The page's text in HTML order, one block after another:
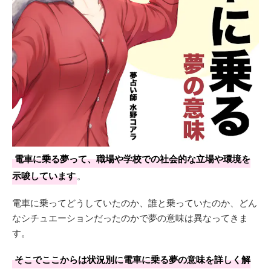
電車に乗る夢って、職場や学校での社会的な立場や環境を
示唆しています。
電車に乗ってどうしていたのか、誰と乗っていたのか、どん
なシチュエーションだったのかで夢の意味は異なってきま
す。
そこでここからは状況別に電車に乗る夢の意味を詳しく解